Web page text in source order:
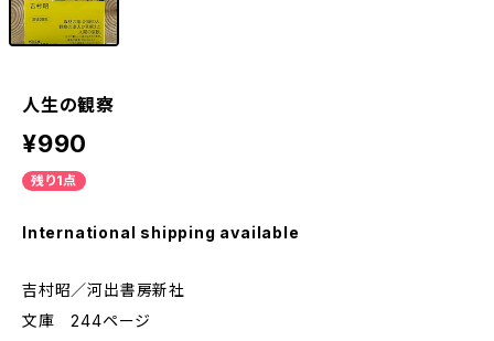
人生の観察
¥990
残り1点
International shipping available
吉村昭／河出書房新社
文庫 244ページ